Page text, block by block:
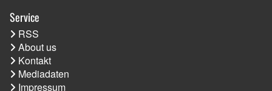
Service
RSS
About us
Kontakt
Mediadaten
Impressum